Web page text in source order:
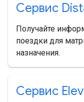
Сервис
Получайте
поездки для
назначения.
Сервис